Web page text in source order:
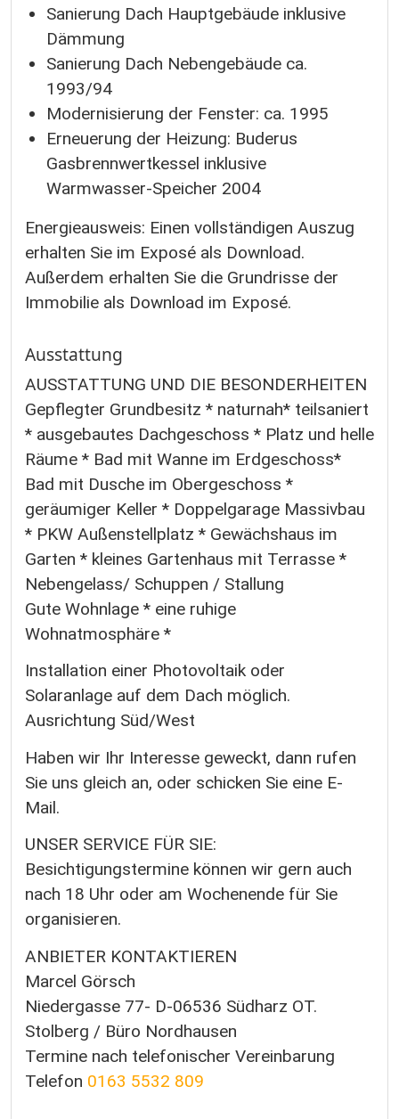
Sanierung Dach Hauptgebäude inklusive
Dämmung
Sanierung Dach Nebengebäude ca.
1993/94
Modernisierung der Fenster: ca. 1995
Erneuerung der Heizung: Buderus
Gasbrennwertkessel inklusive
Warmwasser-Speicher 2004
Energieausweis: Einen vollständigen Auszug
erhalten Sie im Exposé als Download.
Außerdem erhalten Sie die Grundrisse der
Immobilie als Download im Exposé.
Ausstattung
AUSSTATTUNG UND DIE BESONDERHEITEN
Gepflegter Grundbesitz * naturnah* teilsaniert
* ausgebautes Dachgeschoss * Platz und helle
Räume * Bad mit Wanne im Erdgeschoss*
Bad mit Dusche im Obergeschoss *
geräumiger Keller * Doppelgarage Massivbau
* PKW Außenstellplatz * Gewächshaus im
Garten * kleines Gartenhaus mit Terrasse *
Nebengelass/ Schuppen / Stallung
Gute Wohnlage * eine ruhige
Wohnatmosphäre *
Installation einer Photovoltaik oder
Solaranlage auf dem Dach möglich.
Ausrichtung Süd/West
Haben wir Ihr Interesse geweckt, dann rufen
Sie uns gleich an, oder schicken Sie eine E-
Mail.
UNSER SERVICE FÜR SIE:
Besichtigungstermine können wir gern auch
nach 18 Uhr oder am Wochenende für Sie
organisieren.
ANBIETER KONTAKTIEREN
Marcel Görsch
Niedergasse 77- D-06536 Südharz OT.
Stolberg / Büro Nordhausen
Termine nach telefonischer Vereinbarung
Telefon 0163 5532 809